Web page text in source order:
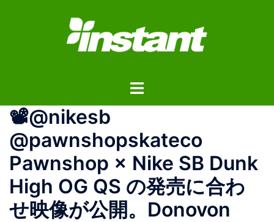
ス
ト
ニ
ュ
ー
📽@nikesb
@pawnshopskateco
Pawnshop × Nike SB Dunk
High OG QS の発売に合わ
せ映像が公開。Donovon